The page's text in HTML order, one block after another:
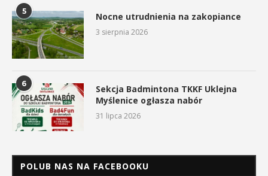
5 Nocne utrudnienia na zakopiance
3 sierpnia 2026
6
Sekcja Badmintona TKKF Uklejna
Myślenice ogłasza nabór
31 lipca 2026
POLUB NAS NA FACEBOOKU